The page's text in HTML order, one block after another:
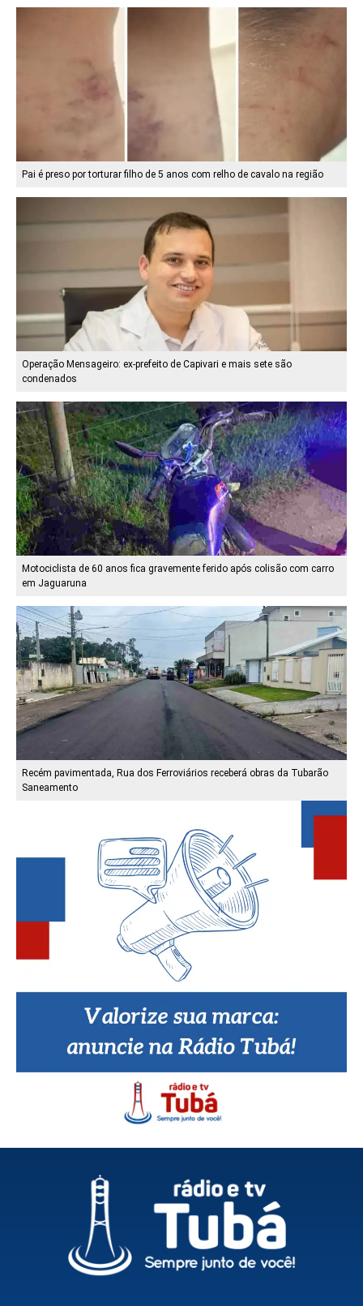
Pai é preso por torturar filho de 5 anos com relho de cavalo na região
Operação Mensageiro: ex-prefeito de Capivari e mais sete são
condenados
Motociclista de 60 anos fica gravemente ferido após colisão com carro
em Jaguaruna
Recém pavimentada, Rua dos Ferroviários receberá obras da Tubarão
Saneamento